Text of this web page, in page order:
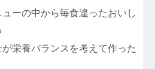
ーの中から毎食違ったおいし
栄養バランスを考えて作った